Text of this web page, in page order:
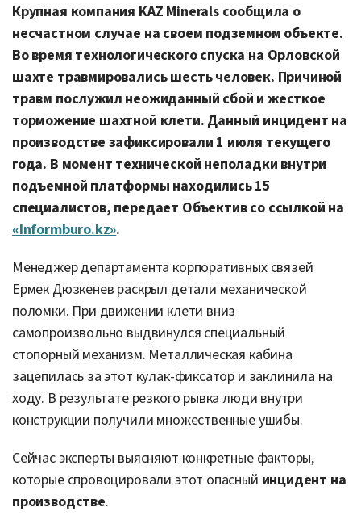
Крупная компания KAZ Minerals сообщила о
несчастном случае на своем подземном объекте.
Во время технологического спуска на Орловской
шахте травмировались шесть человек. Причиной
травм послужил неожиданный сбой и жесткое
торможение шахтной клети. Данный инцидент на
производстве зафиксировали 1 июля текущего
года. В момент технической неполадки внутри
подъемной платформы находились 15
специалистов, передает Объектив со ссылкой на
«Informburo.kz».
Менеджер департамента корпоративных связей
Ермек Дюзкенев раскрыл детали механической
поломки. При движении клети вниз
самопроизвольно выдвинулся специальный
стопорный механизм. Металлическая кабина
зацепилась за этот кулак-фиксатор и заклинила на
ходу. В результате резкого рывка люди внутри
конструкции получили множественные ушибы.
Сейчас эксперты выясняют конкретные факторы,
которые спровоцировали этот опасный инцидент на
производстве.